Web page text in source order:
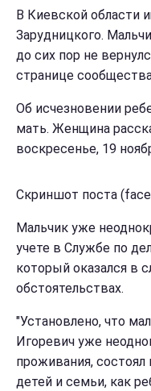
В Киевской области
Зарудницкого.
до сих пор не
странице
Об исчезновении
мать. Женщина
воскресенье, 19
Скриншот поста
Мальчик уже
учете в Службе по
который оказался в
обстоятельствах.
"Установлено, что
Игоревич уже
проживания,
детей и семьи, как